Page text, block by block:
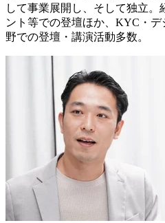
して事業展開し、そして独立
ント等での登壇ほか、KYC・
野での登壇・講演活動多数。